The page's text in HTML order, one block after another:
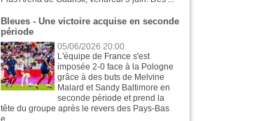
Bleues - Une victoire acquise en seconde
période
05/06/2026 20:00
L'équipe de France s'est
imposée 2-0 face à la Pologne
grâce à des buts de Melvine
Malard et Sandy Baltimore en
seconde période et prend la
tête du groupe après le revers des Pays-Bas
e...